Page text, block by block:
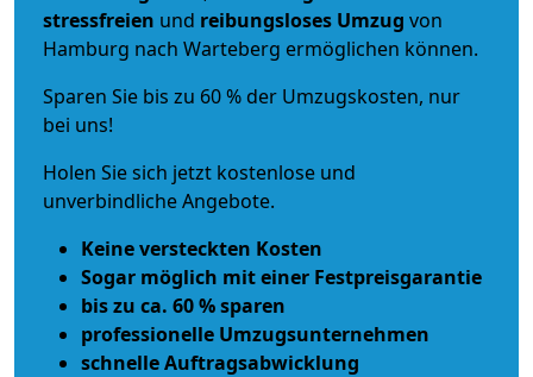
stressfreien und reibungsloses Umzug von
Hamburg nach Warteberg ermöglichen können.
Sparen Sie bis zu 60 % der Umzugskosten, nur
bei uns!
Holen Sie sich jetzt kostenlose und
unverbindliche Angebote.
Keine versteckten Kosten
Sogar möglich mit einer Festpreisgarantie
bis zu ca. 60 % sparen
professionelle Umzugsunternehmen
schnelle Auftragsabwicklung